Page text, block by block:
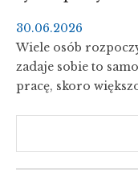
30.06.2026
Wiele osób
zadaje sobie to
pracę, skoro